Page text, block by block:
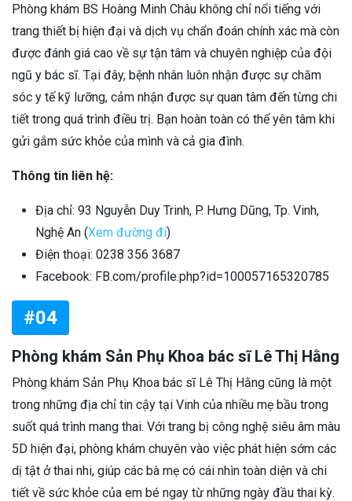
Phòng khám BS Hoàng Minh Châu không chỉ nổi tiếng với
trang thiết bị hiện đại và dịch vụ chẩn đoán chính xác mà còn
được đánh giá cao về sự tận tâm và chuyên nghiệp của đội
ngũ y bác sĩ. Tại đây, bệnh nhân luôn nhận được sự chăm
sóc y tế kỹ lưỡng, cảm nhận được sự quan tâm đến từng chi
tiết trong quá trình điều trị. Bạn hoàn toàn có thể yên tâm khi
gửi gắm sức khỏe của mình và cả gia đình.
Thông tin liên hệ:
Địa chỉ: 93 Nguyễn Duy Trinh, P. Hưng Dũng, Tp. Vinh,
Nghệ An (Xem đường đi)
Điện thoại: 0238 356 3687
Facebook: FB.com/profile.php?id=100057165320785
#04
Phòng khám Sản Phụ Khoa bác sĩ Lê Thị Hằng
Phòng khám Sản Phụ Khoa bác sĩ Lê Thị Hằng cũng là một
trong những địa chỉ tin cậy tại Vinh của nhiều mẹ bầu trong
suốt quá trình mang thai. Với trang bị công nghệ siêu âm màu
5D hiện đại, phòng khám chuyên vào việc phát hiện sớm các
dị tật ở thai nhi, giúp các bà mẹ có cái nhìn toàn diện và chi
tiết về sức khỏe của em bé ngay từ những ngày đầu thai kỳ.